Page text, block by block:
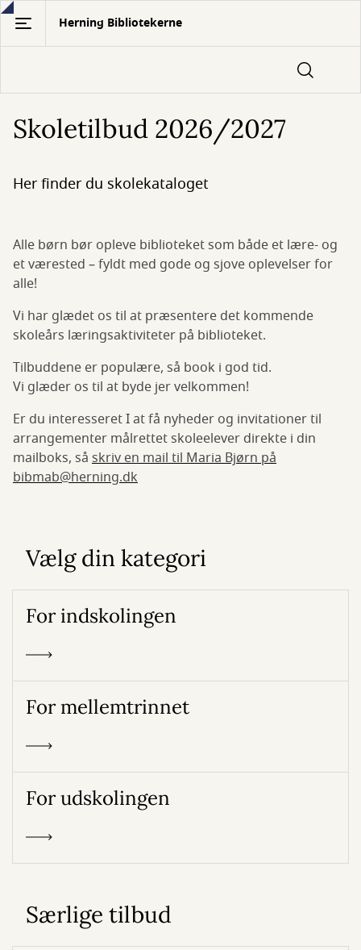
Gå
hovedindhold
Herning Bibliotekerne
Skoletilbud 2026/2027
Her finder du skolekataloget
Alle børn bør opleve biblioteket som både et lære- og
et værested – fyldt med gode og sjove oplevelser for
alle!
Vi har glædet os til at præsentere det kommende
skoleårs læringsaktiviteter på biblioteket.
Tilbuddene er populære, så book i god tid.
Vi glæder os til at byde jer velkommen!
Er du interesseret I at få nyheder og invitationer til
arrangementer målrettet skoleelever direkte i din
mailboks, så skriv en mail til Maria Bjørn på
bibmab@herning.dk
Vælg din kategori
For indskolingen
For mellemtrinnet
For udskolingen
Særlige tilbud